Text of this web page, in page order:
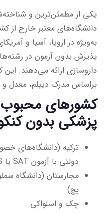
یکی از مطمئن‌ترین و
دانشگاه‌های معتبر خارج از
به‌ویژه در اروپا، آسیا و
پذیرش بدون آزمون در
داروسازی ارائه می‌دهند. این
براساس مدرک دیپلم، معدل
کشورهای
پزشکی بدون
ترکیه (دانشگاه‌های
دولتی با آزمون SAT یا YÖS)
مجارستان (دانشگاه
پچ)
چک و اسلواکی